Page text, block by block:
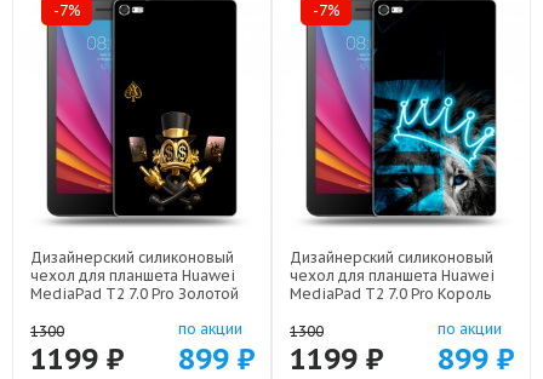
-7%
Дизайнерский силиконовый
чехол для планшета Huawei
MediaPad T2 7.0 Pro Золотой
21941
1300
1199 ₽
по акции
899 ₽
-7%
Дизайнерский силиконовый
чехол для планшета Huawei
MediaPad T2 7.0 Pro Король
1300
1199 ₽
по акции
899 ₽